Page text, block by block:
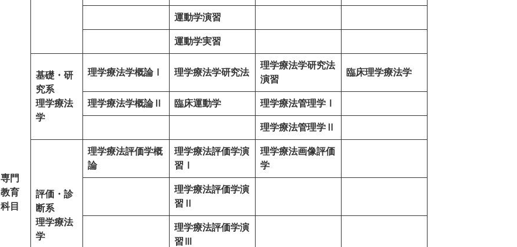
専門
教育
科目
運動学演習
運動学実習
基礎・研
究系
理学療法
学
理学療法学概論Ⅰ 理学療法学研究法
理学療法学研究法
演習
臨床理学療法学
理学療法学概論Ⅱ 臨床運動学 理学療法管理学Ⅰ
理学療法管理学Ⅱ
評価・診
断系
理学療法
学
理学療法評価学概
論
理学療法評価学演
習Ⅰ
理学療法画像評価
学
理学療法評価学演
習Ⅱ
理学療法評価学演
習Ⅲ